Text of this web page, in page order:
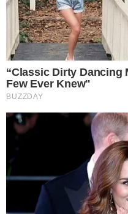
3 กำจัดขวดแก้วหรือแจกันให้ส
สบู่ น้ำอุ่น นำมาผสมให้เข้ากั
หรือแจกัน ก็จะสามารถทำให้ส